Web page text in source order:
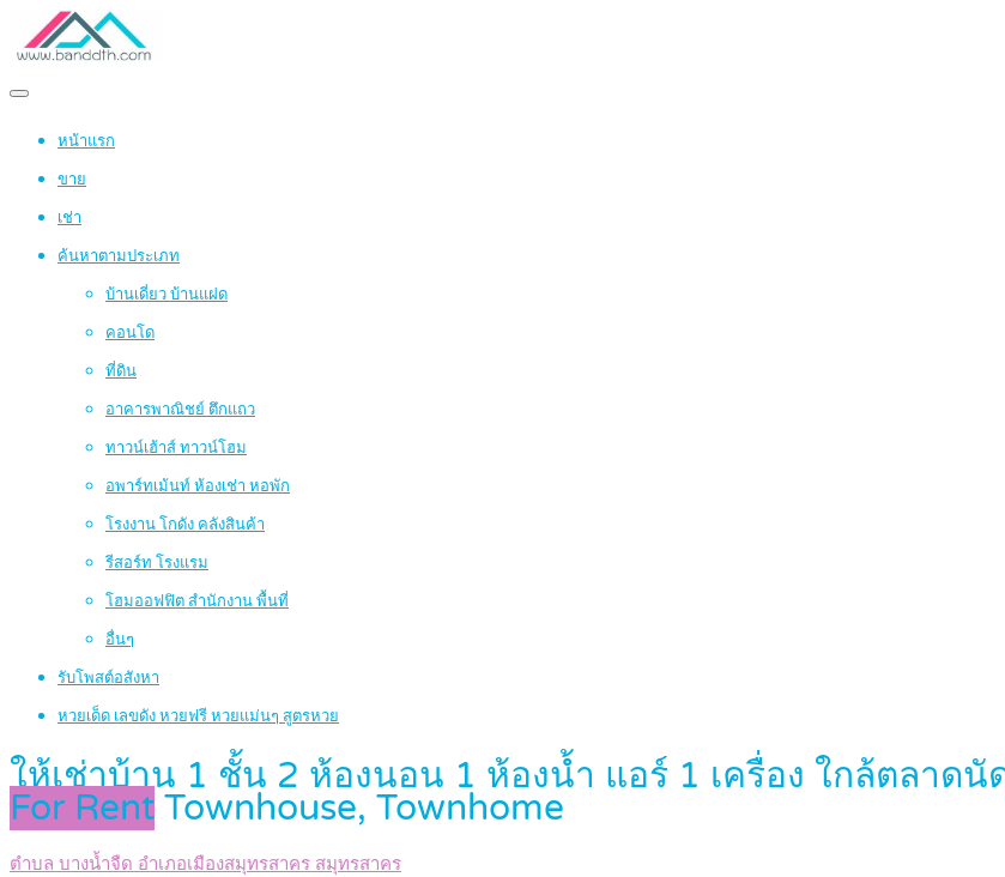
หน้าแรก
ขาย
เช่า
ค้นหาตามประเภท
บ้านเดี่ยว บ้านแฝด
คอนโด
ที่ดิน
อาคารพาณิชย์ ตึกแถว
ทาวน์เฮ้าส์ ทาวน์โฮม
อพาร์ทเม้นท์ ห้องเช่า หอพัก
โรงงาน โกดัง คลังสินค้า
รีสอร์ท โรงแรม
โฮมออฟฟิต สำนักงาน พื้นที่
อื่นๆ
รับโพสต์อสังหา
หวยเด็ด เลขดัง หวยฟรี หวยแม่นๆ สูตรหวย
ให้เช่าบ้าน 1 ชั้น 2 ห้องนอน 1 ห้องน้ำ แอร์ 1 เครื่อง ใกล้ตลาด
For Rent Townhouse, Townhome
ตำบล บางน้ำจืด อำเภอเมืองสมุทรสาคร สมุทรสาคร